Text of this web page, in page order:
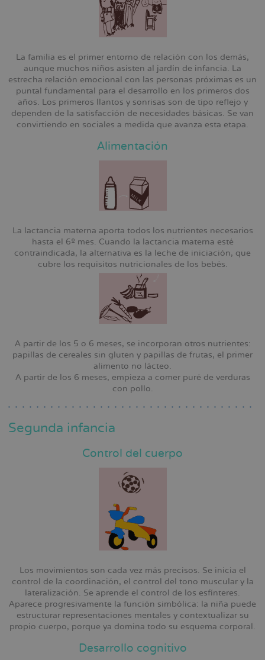
La familia es el primer entorno de relación con los demás,
aunque muchos niños asisten al jardín de infancia. La
estrecha relación emocional con las personas próximas es un
puntal fundamental para el desarrollo en los primeros dos
años. Los primeros llantos y sonrisas son de tipo reflejo y
dependen de la satisfacción de necesidades básicas. Se van
convirtiendo en sociales a medida que avanza esta etapa.
Alimentación
La lactancia materna aporta todos los nutrientes necesarios
hasta el 6º mes. Cuando la lactancia materna esté
contraindicada, la alternativa es la leche de iniciación, que
cubre los requisitos nutricionales de los bebés.
A partir de los 5 o 6 meses, se incorporan otros nutrientes:
papillas de cereales sin gluten y papillas de frutas, el primer
alimento no lácteo.
A partir de los 6 meses, empieza a comer puré de verduras
con pollo.
Segunda infancia
Control del cuerpo
Los movimientos son cada vez más precisos. Se inicia el
control de la coordinación, el control del tono muscular y la
lateralización. Se aprende el control de los esfínteres.
Aparece progresivamente la función simbólica: la niña puede
estructurar representaciones mentales y contextualizar su
propio cuerpo, porque ya domina todo su esquema corporal.
Desarrollo cognitivo